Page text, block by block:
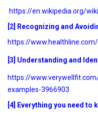
https://en.wikipedia.org/
[2]
Recognizing and
https://
[3] Understanding and
https://
examples-3966903
[4] Everything you need to